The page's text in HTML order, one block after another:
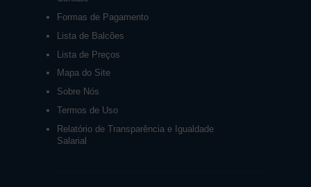
Formas de Pagamento
Lista de Balcões
Lista de Preços
Mapa do Site
Sobre Nós
Termos de Uso
Relatório de Transparência e Igualdade
Salarial